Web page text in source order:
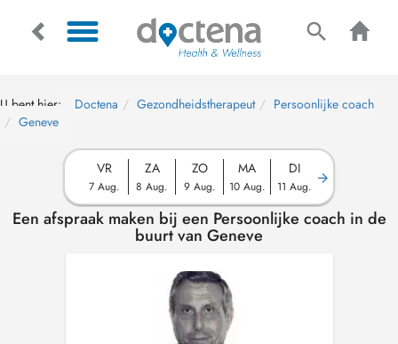
U bent hier: Doctena Gezondheidstherapeut
Persoonlijke coach
Geneve
VR
7 Aug.
ZA
8 Aug.
ZO
9 Aug.
MA
10 Aug.
DI
11 Aug.
Een afspraak maken bij een Persoonlijke coach in de
buurt van Geneve